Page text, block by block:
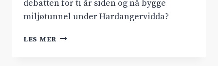
debatten for ti år siden og nå bygge
miljøtunnel under Hardangervidda?
LES MER HARDANGERBROEN